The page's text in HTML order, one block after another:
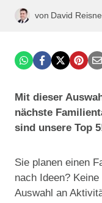
von David
Mit dieser
nächste
sind unsere Top
Sie planen einen
nach Ideen?
Auswahl an